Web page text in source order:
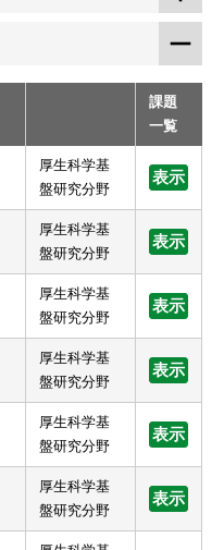
課題
一覧
厚生科学基
盤研究分野
表示
厚生科学基
盤研究分野
表示
厚生科学基
盤研究分野
表示
厚生科学基
盤研究分野
表示
厚生科学基
盤研究分野
表示
厚生科学基
盤研究分野
表示